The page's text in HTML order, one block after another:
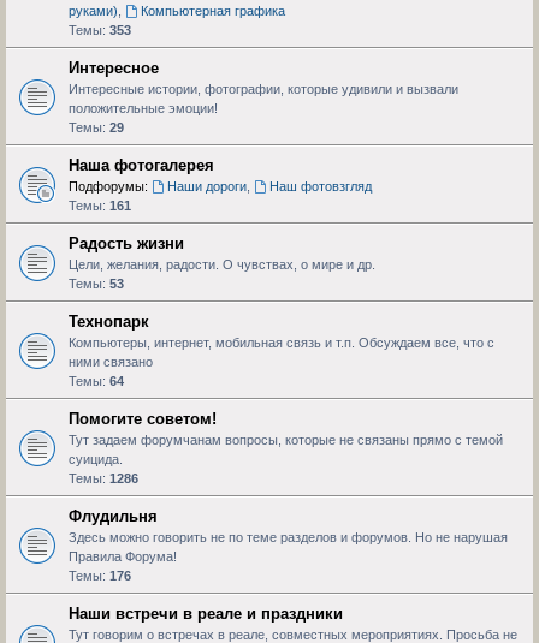
руками)
Компьютерная графика
Темы: 353
Интересное
Интересные истории, фотографии, которые удивили и вызвали
положительные эмоции!
Темы: 29
Наша фотогалерея
Подфорумы: Наши дороги,
Наш фотовзгляд
Темы: 161
Радость жизни
Цели, желания, радости. О чувствах, о мире и др.
Темы: 53
Технопарк
Компьютеры, интернет, мобильная связь и т.п. Обсуждаем все, что с
ними связано
Темы: 64
Помогите советом!
Тут задаем форумчанам вопросы, которые не связаны прямо с темой
суицида.
Темы: 1286
Флудильня
Здесь можно говорить не по теме разделов и форумов. Но не нарушая
Правила Форума!
Темы: 176
Наши встречи в реале и праздники
Тут говорим о встречах в реале, совместных мероприятиях. Просьба не